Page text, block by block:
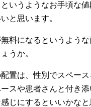
いうようなお手頃な
と思います。
料になるというよう
うか。
置は、性別でスペース
スや患者さんと付き
じにするといいかなと